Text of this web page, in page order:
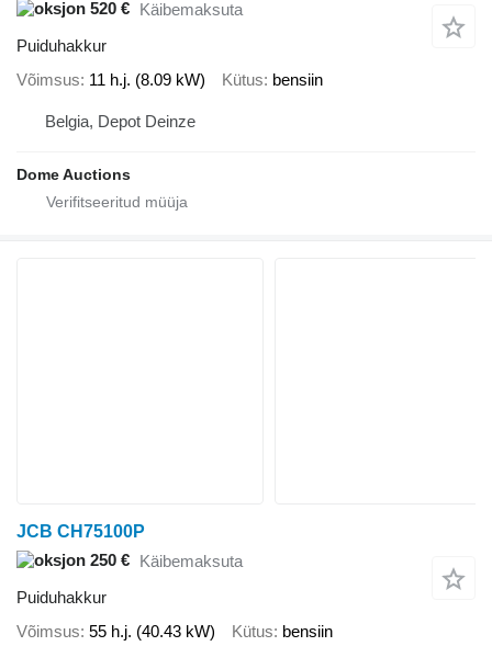
520 € Käibemaksuta
Puiduhakkur
Võimsus 11 h.j. (8.09 kW) Kütus bensiin
Belgia, Depot Deinze
Dome Auctions
JCB CH75100P
250 € Käibemaksuta
Puiduhakkur
Võimsus 55 h.j. (40.43 kW) Kütus bensiin